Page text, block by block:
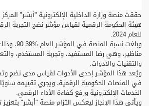
حققت منصة وزارة الداخلية الإلكترونية "أبشر"
هيئة الحكومة الرقمية لقياس مؤشر نضج التجربة
للعام 2024.
وبلغت نسبة
مناظير، وهي رضا المستفيد، وتجربة المستخدم،
والتقنيات والأدوات.
ويُعد هذا المؤشر إحدى الأدوات لقياس مدى نضج
في المنصات الحكومية الرقمية، ويجري تقييمه
الخدمات الإلكترونية ورفع كفاءة الأداء الرقمي.
ويأتي هذا الإنجاز ليعكس التزام منصة "أبشر"